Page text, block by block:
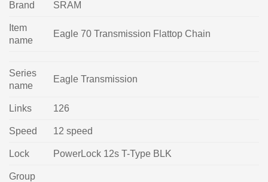
Brand SRAM
Item
name
Eagle 70 Transmission Flattop Chain
Series
name
Eagle Transmission
Links 126
Speed 12 speed
Lock PowerLock 12s T-Type BLK
Group